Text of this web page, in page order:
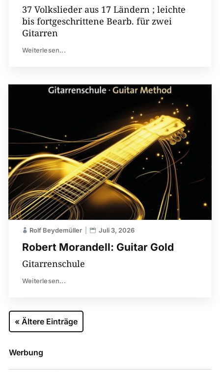
37 Volkslieder aus 17 Ländern ; leichte
bis fortgeschrittene Bearb. für zwei
Gitarren
Weiterlesen...
Robert Morandell: Guitar Gold
Rolf Beydemüller Juli 3, 2026
Gitarrenschule
Weiterlesen...
« Ältere Einträge
Werbung